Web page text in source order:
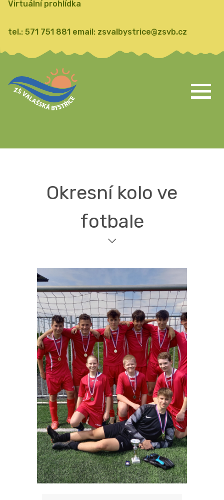
Virtuální prohlídka
tel.: 571 751 881 email: zsvalbystrice@zsvb.cz
Okresní kolo ve
fotbale